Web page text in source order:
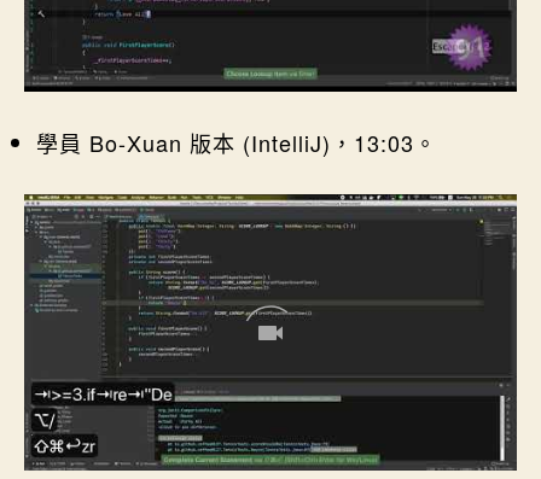
學員 Bo-Xuan 版本 (IntelliJ)，13:03。